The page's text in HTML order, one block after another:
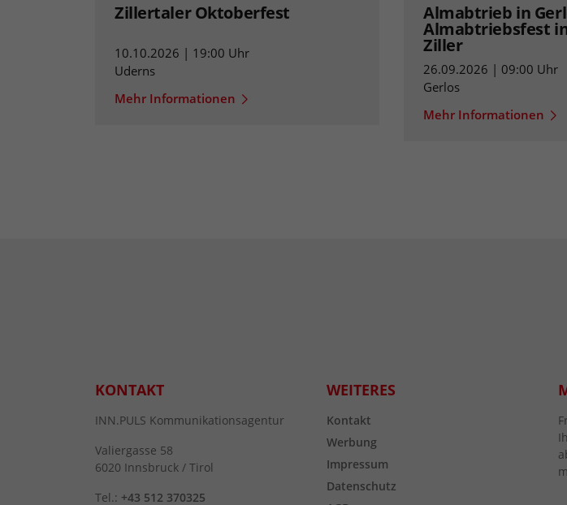
Zillertaler Oktoberfest
10.10.2026 | 19:00 Uhr
Uderns
Mehr Informationen
Almabtrieb in
Almabtriebsfest
Ziller
26.09.2026 | 09:00 Uhr
Gerlos
Mehr Informationen
KONTAKT
INN.PULS Kommunikationsagentur
Valiergasse 58
6020 Innsbruck / Tirol
Tel.: +43 512 370325
WEITERES
Kontakt
Werbung
Impressum
Datenschutz